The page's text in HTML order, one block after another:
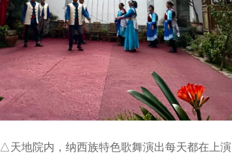
△天地院内，纳西族特色歌舞演出每天都在上演